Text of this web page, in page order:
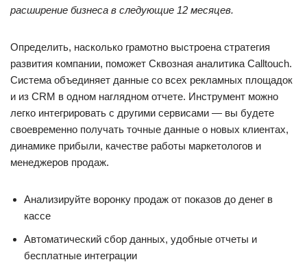
расширение бизнеса в следующие 12 месяцев.
Определить, насколько грамотно выстроена стратегия
развития компании, поможет Сквозная аналитика Calltouch.
Система объединяет данные со всех рекламных площадок
и из CRM в одном наглядном отчете. Инструмент можно
легко интегрировать с другими сервисами — вы будете
своевременно получать точные данные о новых клиентах,
динамике прибыли, качестве работы маркетологов и
менеджеров продаж.
Анализируйте воронку продаж от показов до денег в
кассе
Автоматический сбор данных, удобные отчеты и
бесплатные интеграции